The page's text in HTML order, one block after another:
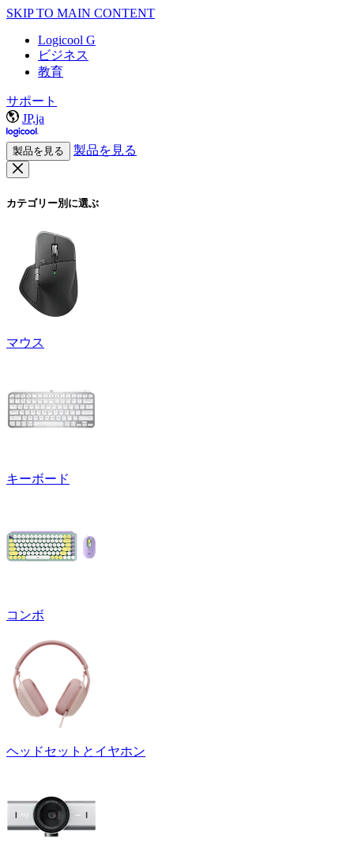
SKIP TO MAIN CONTENT
Logicool G
ビジネス
教育
サポート
JP,ja
製品を見る 製品を見る
カテゴリー別に選ぶ
マウス
キーボード
コンボ
ヘッドセットとイヤホン